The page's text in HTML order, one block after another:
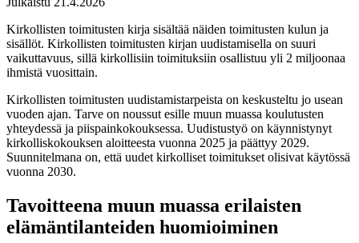
Kirkollisten toimitusten kirja sisältää näiden toimitusten kulun ja
sisällöt. Kirkollisten toimitusten kirjan uudistamisella on suuri
vaikuttavuus, sillä kirkollisiin toimituksiin osallistuu yli 2 miljoonaa
ihmistä vuosittain.
Kirkollisten toimitusten uudistamistarpeista on keskusteltu jo usean
vuoden ajan. Tarve on noussut esille muun muassa koulutusten
yhteydessä ja piispainkokouksessa. Uudistustyö on käynnistynyt
kirkolliskokouksen aloitteesta vuonna 2025 ja päättyy 2029.
Suunnitelmana on, että uudet kirkolliset toimitukset olisivat käytössä
vuonna 2030.
Tavoitteena muun muassa erilaisten
elämäntilanteiden huomioiminen